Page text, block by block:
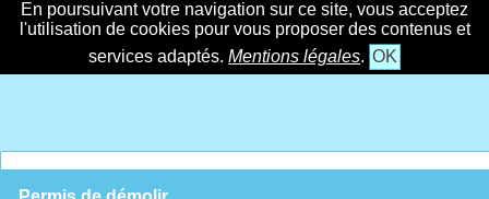
En poursuivant votre navigation sur ce site, vous acceptez
l'utilisation de cookies pour vous proposer des contenus et
services adaptés. Mentions légales. OK